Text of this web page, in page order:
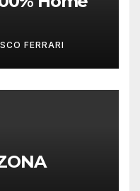
FERRARI